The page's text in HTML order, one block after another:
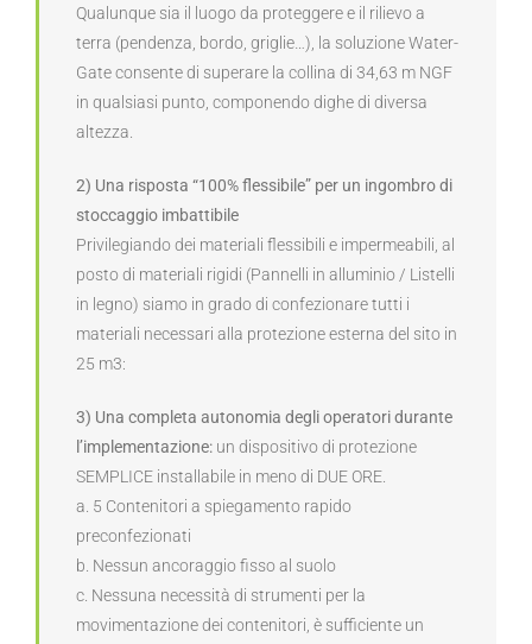
Qualunque sia il luogo da proteggere e il rilievo a
terra (pendenza, bordo, griglie…), la soluzione Water-
Gate consente di superare la collina di 34,63 m NGF
in qualsiasi punto, componendo dighe di diversa
altezza.
2) Una risposta “100% flessibile” per un ingombro di
stoccaggio imbattibile
Privilegiando dei materiali flessibili e impermeabili, al
posto di materiali rigidi (Pannelli in alluminio / Listelli
in legno) siamo in grado di confezionare tutti i
materiali necessari alla protezione esterna del sito in
25 m3:
3) Una completa autonomia degli operatori durante
l’implementazione:un dispositivo di protezione
SEMPLICE installabile in meno di DUE ORE.
a. 5 Contenitori a spiegamento rapido
preconfezionati
b. Nessun ancoraggio fisso al suolo
c. Nessuna necessità di strumenti per la
movimentazione dei contenitori, è sufficiente un